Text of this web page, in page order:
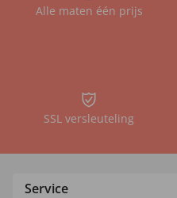
Alle maten één prijs
SSL versleuteling
Service